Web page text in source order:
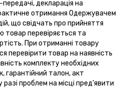
декларація на
отримання Одержувачем
що свідчать про прийняття
товар перевіряється та
При отриманні товару
перевірити товар на наявність
комплекту необхідних
гарантійний талон, акт
проблем на місці пред'явити